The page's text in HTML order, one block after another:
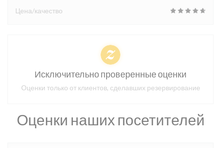
Оценки наших посетителей
Цена/качество
Исключительно проверенные оценки
Оценки только от клиентов, сделавших резервирование